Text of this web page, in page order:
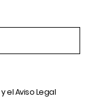
y elAviso Legal